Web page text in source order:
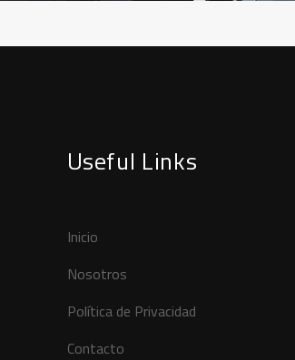
Useful Links
Inicio
Nosotros
Política de Privacidad
Contacto